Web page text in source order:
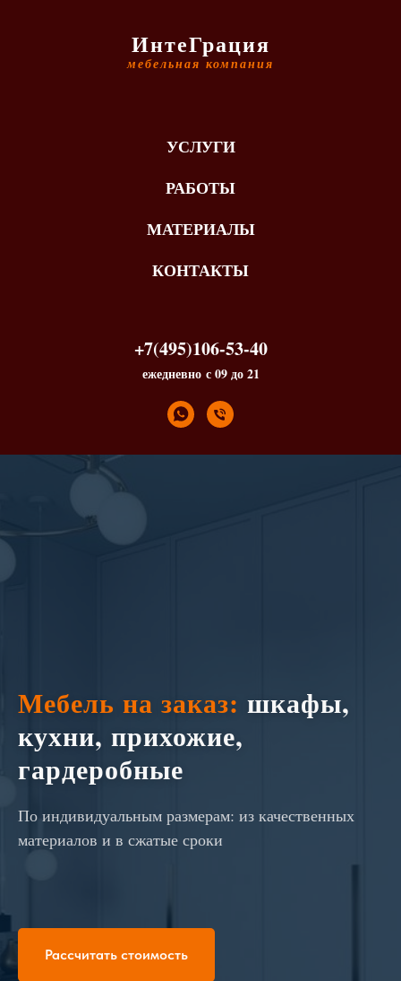
ИнтеГрация
мебельная компания
УСЛУГИ
РАБОТЫ
МАТЕРИАЛЫ
КОНТАКТЫ
+7(495)106-53-40
ежедневно с 09 до 21
Мебель на заказ: шкафы,
кухни, прихожие,
гардеробные
По индивидуальным размерам: из качественных
материалов и в сжатые сроки
Рассчитать стоимость